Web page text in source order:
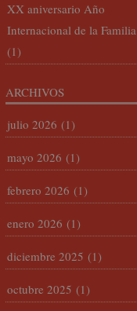
XX aniversario Año
Internacional de la Familia
(1)
ARCHIVOS
julio 2026 (1)
mayo 2026 (1)
febrero 2026 (1)
enero 2026 (1)
diciembre 2025 (1)
octubre 2025 (1)